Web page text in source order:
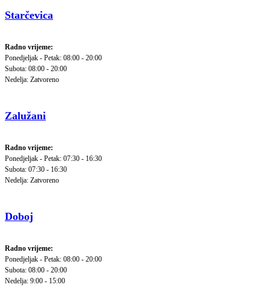
Starčevica
Radno vrijeme:
Ponedjeljak - Petak: 08:00 - 20:00
Subota: 08:00 - 20:00
Nedelja: Zatvoreno
Zalužani
Radno vrijeme:
Ponedjeljak - Petak: 07:30 - 16:30
Subota: 07:30 - 16:30
Nedelja: Zatvoreno
Doboj
Radno vrijeme:
Ponedjeljak - Petak: 08:00 - 20:00
Subota: 08:00 - 20:00
Nedelja: 9:00 - 15:00